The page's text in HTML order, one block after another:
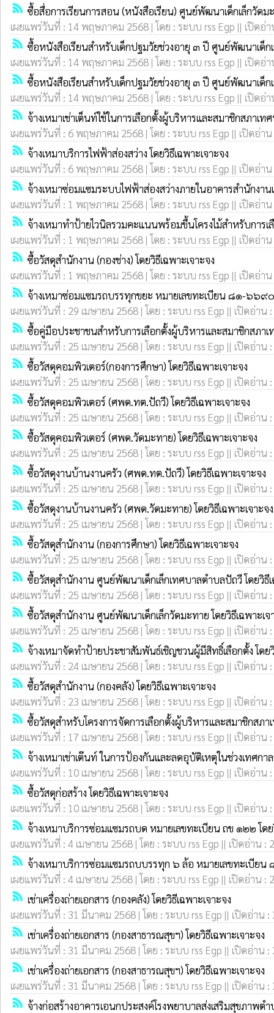
rss_feed ซื้อสื่อการเรียนการสอน (หนังสือเรียน) ศูนย์พัฒนาเด็กเล็กวัดมะ
เผยแพร่วันที่ : 14 พฤษภาคม 2568 | โดย : ระบบ rss Egp || เปิดอ่
rss_feed ซื้อหนังสือเรียนสำหรับเด็กปฐมวัยช่วงอายุ ๓ ปี ศูนย์พัฒนาเด็ก
เผยแพร่วันที่ : 14 พฤษภาคม 2568 | โดย : ระบบ rss Egp || เปิดอ่
rss_feed ซื้อหนังสือเรียนสำหรับเด็กปฐมวัยช่วงอายุ ๓ ปี ศูนย์พัฒนาเด็กเ
เผยแพร่วันที่ : 14 พฤษภาคม 2568 | โดย : ระบบ rss Egp || เปิดอ่
rss_feed จ้างเหมาเช่าเต็นท์ใช้ในการเลือกตั้งผู้บริหารและสมาชิกสภาเท
เผยแพร่วันที่ : 6 พฤษภาคม 2568 | โดย : ระบบ rss Egp || เปิดอ่า
rss_feed จ้างเหมาบริการไฟฟ้าส่องสว่าง โดยวิธีเฉพาะเจาะจง
เผยแพร่วันที่ : 6 พฤษภาคม 2568 | โดย : ระบบ rss Egp || เปิดอ่า
rss_feed จ้างเหมาซ่อมแซมระบบไฟฟ้าส่องสว่างภายในอาคารสำนักงา
เผยแพร่วันที่ : 1 พฤษภาคม 2568 | โดย : ระบบ rss Egp || เปิดอ่า
rss_feed จ้างเหมาทำป้ายไวนิลรวมคะแนนพร้อมขึ้นโครงไม้สำหรับการ
เผยแพร่วันที่ : 1 พฤษภาคม 2568 | โดย : ระบบ rss Egp || เปิดอ่า
rss_feed ซื้อวัสดุสำนักงาน (กองช่าง) โดยวิธีเฉพาะเจาะจง
เผยแพร่วันที่ : 1 พฤษภาคม 2568 | โดย : ระบบ rss Egp || เปิดอ่า
rss_feed จ้างเหมาซ่อมแซมรถบรรทุกขยะ หมายเลขทะเบียน ๘๑-๖๖๙๐
เผยแพร่วันที่ : 29 เมษายน 2568 | โดย : ระบบ rss Egp || เปิดอ่าน
rss_feed ซื้อคู่มือประชาชนสำหรับการเลือกตั้งผู้บริหารและสมาชิกสภาเ
เผยแพร่วันที่ : 25 เมษายน 2568 | โดย : ระบบ rss Egp || เปิดอ่าน
rss_feed ซื้อวัสดุคอมพิวเตอร์(กองการศึกษา) โดยวิธีเฉพาะเจาะจง
เผยแพร่วันที่ : 25 เมษายน 2568 | โดย : ระบบ rss Egp || เปิดอ่าน
rss_feed ซื้อวัสดุคอมพิวเตอร์ (ศพด.ทต.ปัถวี) โดยวิธีเฉพาะเจาะจง
เผยแพร่วันที่ : 25 เมษายน 2568 | โดย : ระบบ rss Egp || เปิดอ่าน
rss_feed ซื้อวัสดุคอมพิวเตอร์ (ศพด.วัดมะทาย) โดยวิธีเฉพาะเจาะจง
เผยแพร่วันที่ : 25 เมษายน 2568 | โดย : ระบบ rss Egp || เปิดอ่าน
rss_feed ซื้อวัสดุงานบ้านงานครัว (ศพด.ทต.ปัถวี) โดยวิธีเฉพาะเจาะจง
เผยแพร่วันที่ : 25 เมษายน 2568 | โดย : ระบบ rss Egp || เปิดอ่าน
rss_feed ซื้อวัสดุงานบ้านงานครัว (ศพด.วัดมะทาย) โดยวิธีเฉพาะเจาะจง
เผยแพร่วันที่ : 25 เมษายน 2568 | โดย : ระบบ rss Egp || เปิดอ่าน
rss_feed ซื้อวัสดุสำนักงาน (กองการศึกษา) โดยวิธีเฉพาะเจาะจง
เผยแพร่วันที่ : 25 เมษายน 2568 | โดย : ระบบ rss Egp || เปิดอ่าน
rss_feed ซื้อวัสดุสำนักงาน ศูนย์พัฒนาเด็กเล็กเทศบาลตำบลปัถวี โดยวิธีเ
เผยแพร่วันที่ : 25 เมษายน 2568 | โดย : ระบบ rss Egp || เปิดอ่าน
rss_feed ซื้อวัสดุสำนักงาน ศูนย์พัฒนาเด็กเล็กวัดมะทาย โดยวิธีเฉพาะเจ
เผยแพร่วันที่ : 25 เมษายน 2568 | โดย : ระบบ rss Egp || เปิดอ่าน
rss_feed จ้างเหมาจัดทำป้ายประชาสัมพันธ์เชิญชวนผู้มีสิทธิ์เลือกตั้ง โดย
เผยแพร่วันที่ : 24 เมษายน 2568 | โดย : ระบบ rss Egp || เปิดอ่าน
rss_feed ซื้อวัสดุสำนักงาน (กองคลัง) โดยวิธีเฉพาะเจาะจง
เผยแพร่วันที่ : 23 เมษายน 2568 | โดย : ระบบ rss Egp || เปิดอ่าน
rss_feed ซื้อวัสดุสำหรับโครงการจัดการเลือกตั้งผู้บริหารและสมาชิกสภา
เผยแพร่วันที่ : 17 เมษายน 2568 | โดย : ระบบ rss Egp || เปิดอ่าน
rss_feed จ้างเหมาเช่าเต๊นท์ ในการป้องกันและลดอุบัติเหตุในช่วงเทศก
เผยแพร่วันที่ : 10 เมษายน 2568 | โดย : ระบบ rss Egp || เปิดอ่าน
rss_feed ซื้อวัสดุก่อสร้าง โดยวิธีเฉพาะเจาะจง
เผยแพร่วันที่ : 10 เมษายน 2568 | โดย : ระบบ rss Egp || เปิดอ่าน
rss_feed จ้างเหมาบริการซ่อมแซมรถบด หมายเลขทะเบียน ถข ๑๒๒ โดย
เผยแพร่วันที่ : 4 เมษายน 2568 | โดย : ระบบ rss Egp || เปิดอ่าน :
rss_feed จ้างเหมาบริการซ่อมแซมรถบบรรทุก ๖ ล้อ หมายเลขทะเบียน
เผยแพร่วันที่ : 4 เมษายน 2568 | โดย : ระบบ rss Egp || เปิดอ่าน :
rss_feed เช่าเครื่องถ่ายเอกสาร (กองคลัง) โดยวิธีเฉพาะเจาะจง
เผยแพร่วันที่ : 31 มีนาคม 2568 | โดย : ระบบ rss Egp || เปิดอ่าน :
rss_feed เช่าเครื่องถ่ายเอกสาร (กองสาธารณสุขฯ) โดยวิธีเฉพาะเจาะจง
เผยแพร่วันที่ : 31 มีนาคม 2568 | โดย : ระบบ rss Egp || เปิดอ่าน :
rss_feed เช่าเครื่องถ่ายเอกสาร (กองสาธารณสุขฯ) โดยวิธีเฉพาะเจาะจง
เผยแพร่วันที่ : 31 มีนาคม 2568 | โดย : ระบบ rss Egp || เปิดอ่าน :
rss_feed จ้างก่อสร้างอาคารเอนกประสงค์โรงพยาบาลส่งเสริมสุขภาพ